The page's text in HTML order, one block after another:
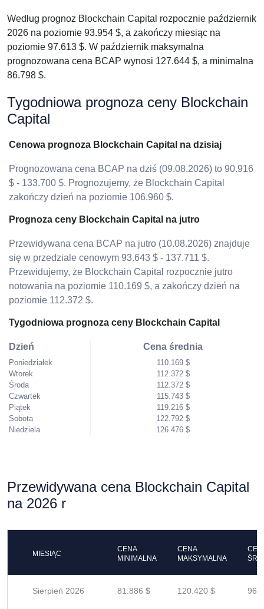
Według prognoz Blockchain Capital rozpocznie październik
2026 na poziomie 93.954 $, a zakończy miesiąc na
poziomie 97.613 $. W październik maksymalna
prognozowana cena BCAP wynosi 127.644 $, a minimalna
86.798 $.
Tygodniowa prognoza ceny Blockchain
Capital
Cenowa prognoza Blockchain Capital na dzisiaj
Prognozowana cena BCAP na dziś (09.08.2026) to 90.916
$ - 133.700 $. Prognozujemy, że Blockchain Capital
zakończy dzień na poziomie 106.960 $.
Prognoza ceny Blockchain Capital na jutro
Przewidywana cena BCAP na jutro (10.08.2026) znajduje
się w przedziale cenowym 93.643 $ - 137.711 $.
Przewidujemy, że Blockchain Capital rozpocznie jutro
notowania na poziomie 110.169 $, a zakończy dzień na
poziomie 112.372 $.
Tygodniowa prognoza ceny Blockchain Capital
Dzień
Poniedziałek
Wtorek
Środa
Czwartek
Piątek
Sobota
Niedziela
Cena średnia
110.169 $
112.372 $
112.372 $
115.743 $
119.216 $
122.792 $
126.476 $
Przewidywana cena Blockchain Capital
na 2026 r
MIESIĄC
CENA
MINIMALNA
CENA
MAKSYMALNA
Sierpień 2026 81.886 $ 120.420 $